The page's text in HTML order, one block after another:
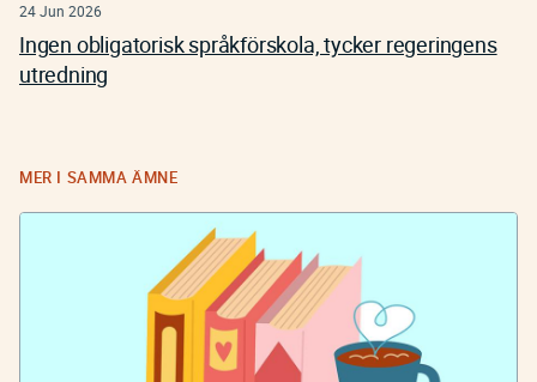
24 Jun 2026
Ingen obligatorisk språkförskola, tycker regeringens
utredning
MER I SAMMA ÄMNE